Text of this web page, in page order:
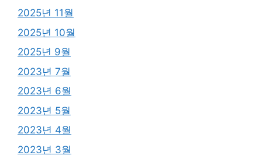
2025년 11월
2025년 10월
2025년 9월
2023년 7월
2023년 6월
2023년 5월
2023년 4월
2023년 3월